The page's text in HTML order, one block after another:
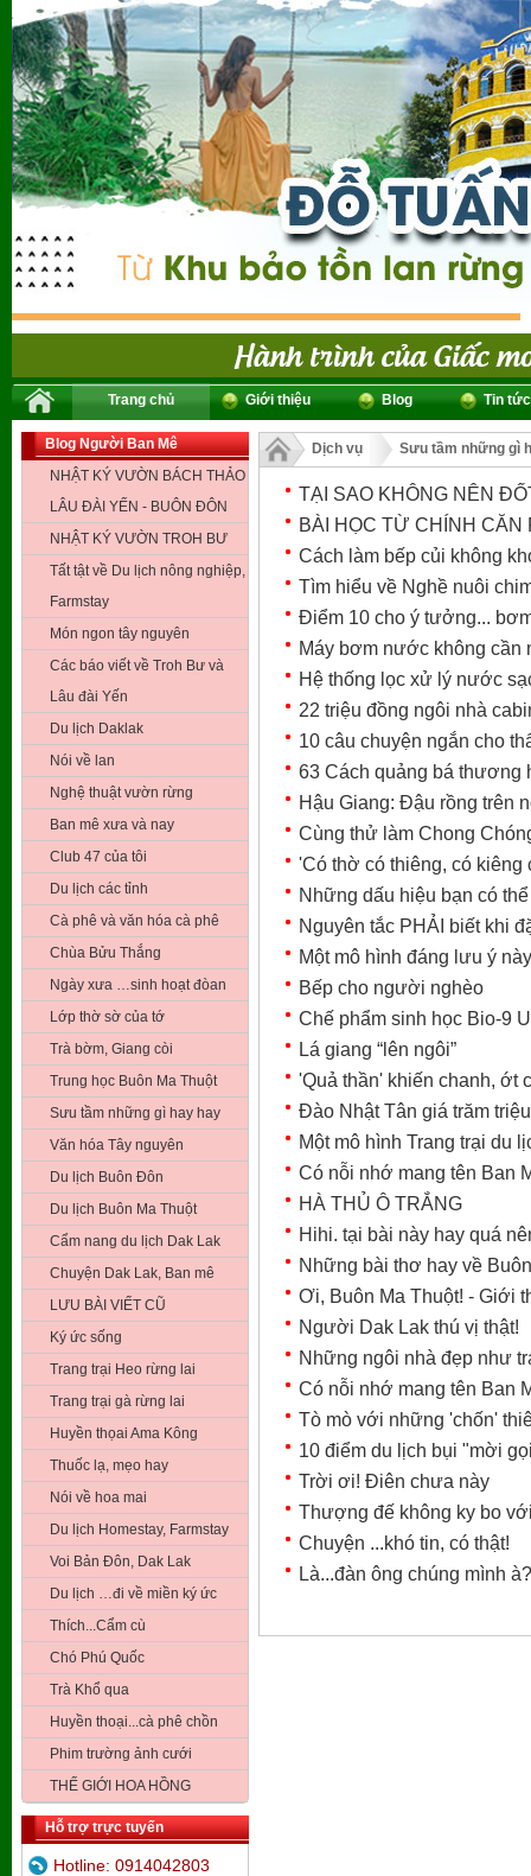
Trang chủ Giới thiệu Blog Tin tức
Blog Người Ban Mê
NHẬT KÝ VƯỜN BÁCH THẢO
LÂU ĐÀI YẾN - BUÔN ĐÔN
NHẬT KÝ VƯỜN TROH BƯ
Tất tật về Du lịch nông nghiệp,
Farmstay
Món ngon tây nguyên
Các báo viết về Troh Bư và
Lâu đài Yến
Du lịch Daklak
Nói về lan
Nghệ thuật vườn rừng
Ban mê xưa và nay
Club 47 của tôi
Du lịch các tỉnh
Cà phê và văn hóa cà phê
Chùa Bửu Thắng
Ngày xưa …sinh hoạt đòan
Lớp thờ sờ của tớ
Trà bờm, Giang còi
Trung học Buôn Ma Thuột
Sưu tầm những gì hay hay
Văn hóa Tây nguyên
Du lịch Buôn Đôn
Du lịch Buôn Ma Thuột
Cẩm nang du lịch Dak Lak
Chuyện Dak Lak, Ban mê
LƯU BÀI VIẾT CŨ
Ký ức sống
Trang trại Heo rừng lai
Trang trại gà rừng lai
Huyền thọai Ama Kông
Thuốc lạ, mẹo hay
Nói về hoa mai
Du lịch Homestay, Farmstay
Voi Bản Đôn, Dak Lak
Du lịch …đi về miền ký ức
Thích...Cẩm cù
Chó Phú Quốc
Trà Khổ qua
Huyền thoại...cà phê chồn
Phim trường ảnh cưới
THẾ GIỚI HOA HỒNG
Hỗ trợ trực tuyến
Hotline: 0914042803
Dịch vụ Sưu tầm những gì
TẠI SAO KHÔNG NÊN
BÀI HỌC TỪ CHÍNH CĂN
Cách làm bếp củi không
Tìm hiểu về Nghề nuôi
Điểm 10 cho ý tưởng...
Máy bơm nước không cần
Hệ thống lọc xử lý nước
22 triệu đồng ngôi nhà
10 câu chuyện ngắn cho
63 Cách quảng bá thương
Hậu Giang: Đậu rồng trên
Cùng thử làm Chong
'Có thờ có thiêng, có kiêng
Những dấu hiệu bạn có
Nguyên tắc PHẢI biết khi
Một mô hình đáng lưu ý này
Bếp cho người nghèo
Chế phẩm sinh học Bio-9
Lá giang “lên ngôi”
'Quả thần' khiến chanh, ớt
Đào Nhật Tân giá trăm
Một mô hình Trang trại du
Có nỗi nhớ mang tên Ban
HÀ THỦ Ô TRẮNG
Hihi. tại bài này hay quá
Những bài thơ hay về
Ơi, Buôn Ma Thuột! - Giới
Người Dak Lak thú vị thật!
Những ngôi nhà đẹp như
Có nỗi nhớ mang tên Ban
Tò mò với những 'chốn'
10 điểm du lịch bụi "mời
Trời ơi! Điên chưa này
Thượng đế không ky bo
Chuyện ...khó tin, có thật!
Là...đàn ông chúng mình à?